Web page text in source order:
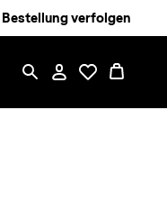
Bestellung verfolgen